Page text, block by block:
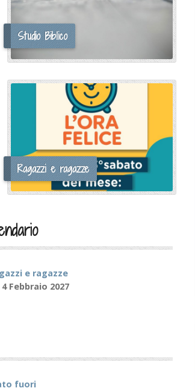
Studio Biblico
Ragazzi e ragazze
e ragazze
Febbraio 2027
fuori